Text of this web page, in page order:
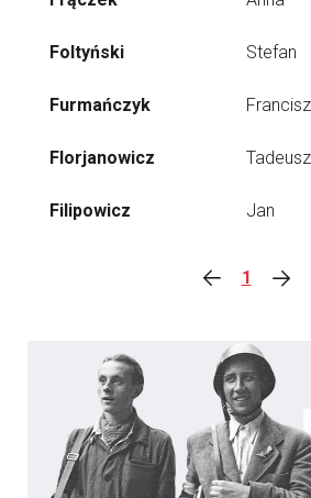
Foltyński Stefan
Furmańczyk
Florjanowicz Tadeusz
Filipowicz Jan
1